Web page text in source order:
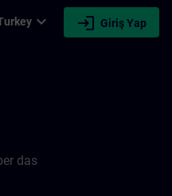
expand_more login Giriş Yap
das